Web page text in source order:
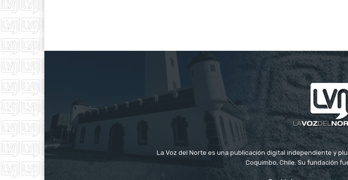
La Voz del Norte es una publicación digital independiente y
Coquimbo, Chile. Su fundación